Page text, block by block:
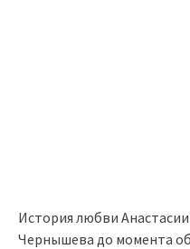
История любви
Чернышева до момента